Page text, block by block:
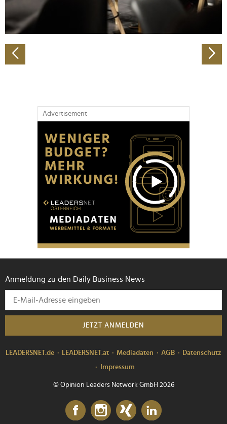
analysieren. Außerdem geben wir Informationen zu Ihrer
Verwendung unserer Website an unsere Partner für
soziale Medien, Werbung und Analysen weiter. Unsere
Partner führen diese Informationen möglicherweise mit
weiteren Daten zusammen, die Sie ihnen bereitgestellt
Advertisement
Anmeldung zu den Daily Business News
JETZT ANMELDEN
LEADERSNET.de LEADERSNET.at Mediadaten AGB
Datenschutz
Impressum
© Opinion Leaders Network GmbH 2026